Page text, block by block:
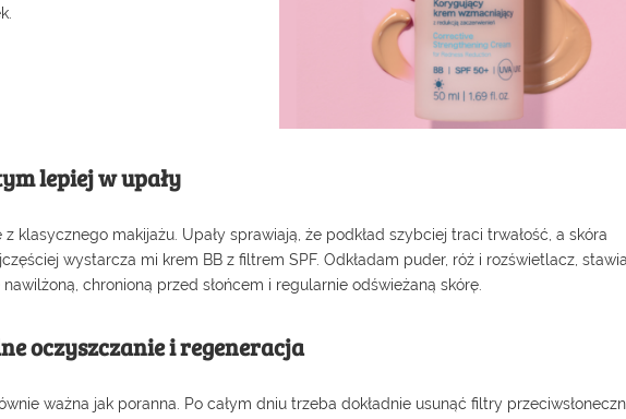
lepiej w upały
klasycznego makijażu. Upały sprawiają, że podkład szybciej traci trwałość, a skóra
wystarcza mi krem BB z filtrem SPF. Odkładam puder, róż i rozświetlacz,
chronioną przed słońcem i regularnie odświeżaną skórę.
oczyszczanie i regeneracja
ważna jak poranna. Po całym dniu trzeba dokładnie usunąć filtry